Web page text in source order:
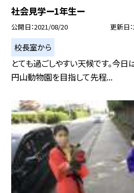
社会見学ー1年生ー
公開日 2021/08/20 更新日
校長室から
とても過ごしやすい天候です。今
円山動物園を目指して先程...